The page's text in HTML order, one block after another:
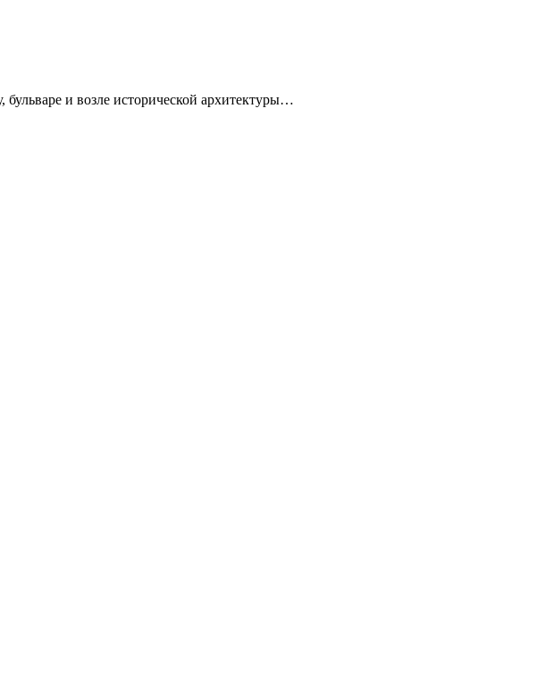
и возле исторической архитектуры…